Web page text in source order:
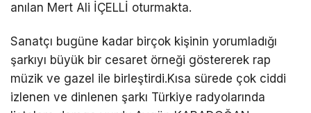
anılan Mert Ali İÇELLİ oturmakta.
Sanatçı bugüne kadar birçok kişinin yorumladığı
şarkıyı büyük bir cesaret örneği göstererek rap
müzik ve gazel ile birleştirdi.Kısa sürede çok ciddi
izlenen ve dinlenen şarkı Türkiye radyolarında